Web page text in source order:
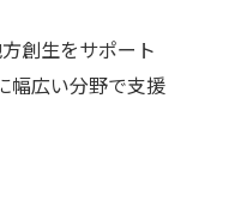
創生をサポート
幅広い分野で支援